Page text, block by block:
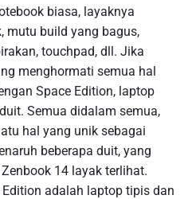
biasa, layaknya
mutu build yang bagus,
touchpad, dll. Jika
menghormati semua hal
Space Edition, laptop
Semua didalam semua,
hal yang unik sebagai
beberapa duit, yang
14 layak terlihat.
adalah laptop tipis dan